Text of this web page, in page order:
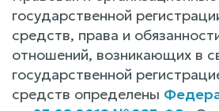
государственной
средств, права и
отношений, возникающих в
государственной
средств определены